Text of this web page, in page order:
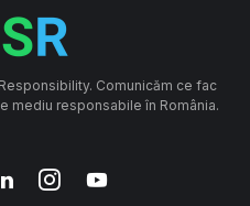
Comunicăm ce fac
mediu responsabile în România.